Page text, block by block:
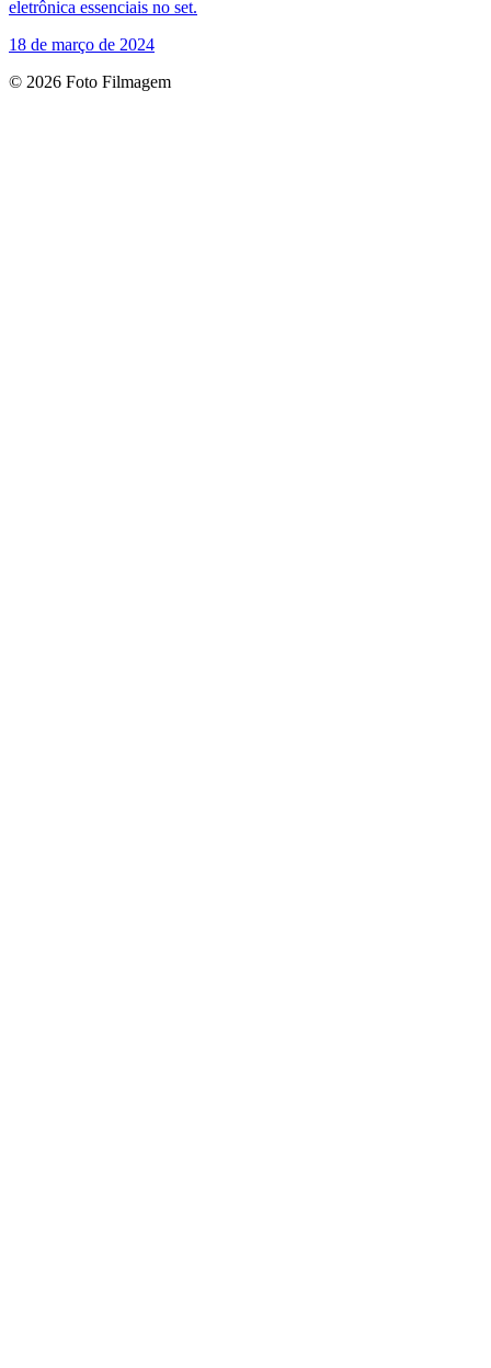
eletrônica essenciais no set.
18 de março de 2024
© 2026 Foto Filmagem